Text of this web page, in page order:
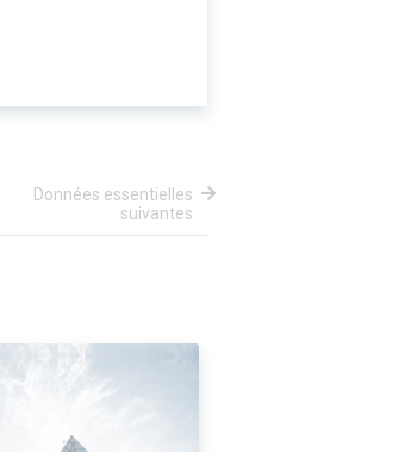
Données essentielles
suivantes